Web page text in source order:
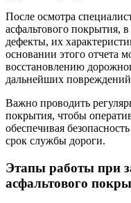
После осмотра
асфальтового покрытия,
дефекты, их
основании этого отчета
восстановлению
дальнейших
Важно проводить
покрытия, чтобы
обеспечивая
срок службы дороги.
Этапы работы при
асфальтового